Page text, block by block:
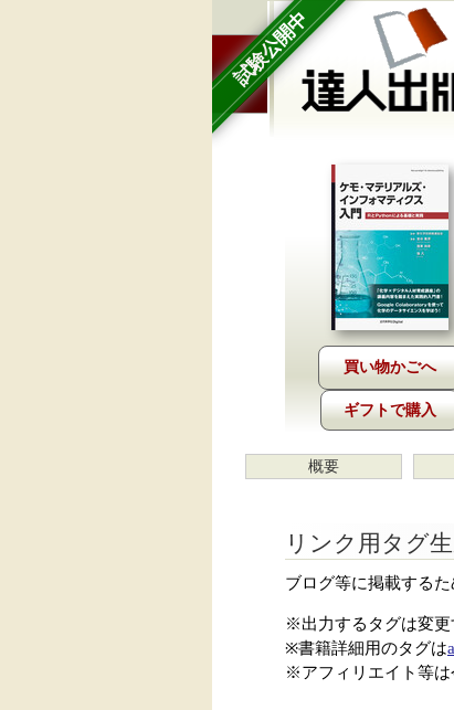
試験公開中
ギフトで購入
概要
リンク用タグ
ブログ等に掲載する
※出力するタグは変更
※書籍詳細用のタグは
※アフィリエイト等は